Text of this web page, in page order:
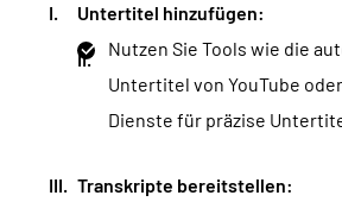
Untertitel hinzufügen:
Nutzen Sie Tools wie die
Untertitel von YouTube
Dienste für präzise
Transkripte bereitstellen: